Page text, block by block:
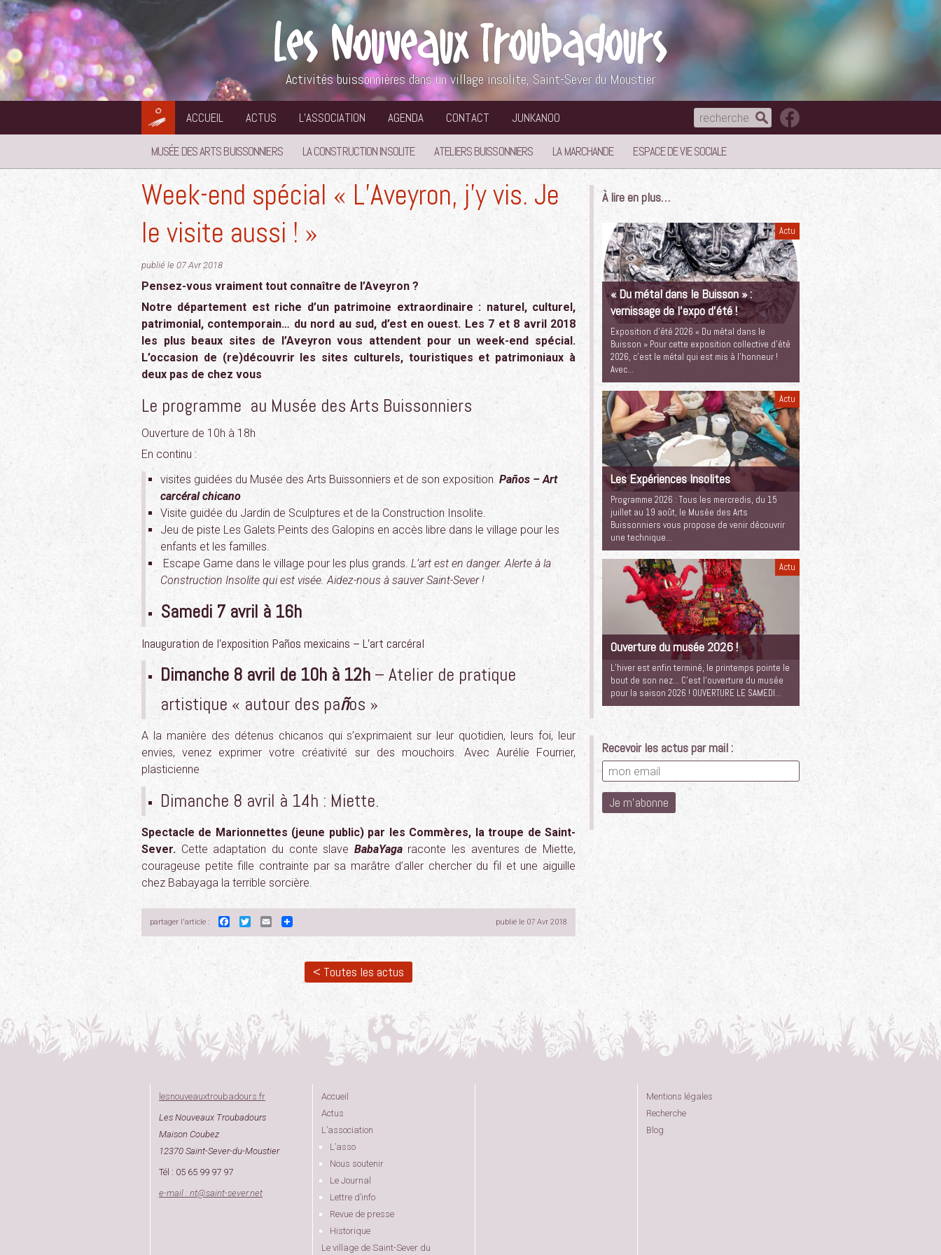
Aller
au
contenu
Activités buissonnières dans un village insolite, Saint-Sever du Moustier
ACCUEIL ACTUS L’ASSOCIATION AGENDA CONTACT JUNKANOO
MUSÉE DES ARTS BUISSONNIERS LA CONSTRUCTION INSOLITE ATELIERS BUISSONNIERS LA MARCHANDE ESPACE DE VIE SOCIALE
Week-end spécial « L’Aveyron, j’y vis. Je
le visite aussi ! »
publié le 07 Avr 2018
Pensez-vous vraiment tout connaître de l’Aveyron ?
Notre département est riche d’un patrimoine extraordinaire : naturel, culturel,
patrimonial, contemporain… du nord au sud, d’est en ouest. Les 7 et 8 avril 2018
les plus beaux sites de l’Aveyron vous attendent pour un week-end spécial.
L’occasion de (re)découvrir les sites culturels, touristiques et patrimoniaux à
deux pas de chez vous
Le programme au Musée des Arts Buissonniers
Ouverture de 10h à 18h
En continu :
visites guidées du Musée des Arts Buissonniers et de son exposition Paños – Art
carcéral chicano
Visite guidée du Jardin de Sculptures et de la Construction Insolite.
Jeu de piste Les Galets Peints des Galopins en accès libre dans le village pour les
enfants et les familles.
Escape Game dans le village pour les plus grands. L’art est en danger. Alerte à la
Construction Insolite qui est visée. Aidez-nous à sauver Saint-Sever !
Samedi 7 avril à 16h
Inauguration de l’exposition Paños mexicains – L’art carcéral
Dimanche 8 avril de 10h à 12h – Atelier de pratique
artistique « autour des paños »
A la manière des détenus chicanos qui s’exprimaient sur leur quotidien, leurs foi, leur
envies, venez exprimer votre créativité sur des mouchoirs. Avec Aurélie Fourrier,
plasticienne
Dimanche 8 avril à 14h : Miette.
Spectacle de Marionnettes (jeune public) par les Commères, la troupe de Saint-
Sever. Cette adaptation du conte slave BabaYagaraconte les aventures de Miette,
courageuse petite fille contrainte par sa marâtre d’aller chercher du fil et une aiguille
chez Babayaga la terrible sorcière.
partager l'article : Facebook
TwitterEmail publié le 07 Avr 2018
< Toutes les actus
À lire en plus…
Actu
« Du métal dans le Buisson » :
vernissage de l’expo d’été !
Exposition d’été 2026 « Du métal dans le
Buisson » Pour cette exposition collective d’été
2026, c’est le métal qui est mis à l’honneur !
Avec…
Actu
Les Expériences Insolites
Programme 2026 : Tous les mercredis, du 15
juillet au 19 août, le Musée des Arts
Buissonniers vous propose de venir découvrir
une technique…
Actu
Ouverture du musée 2026 !
L’hiver est enfin terminé, le printemps pointe le
bout de son nez… C’est l‘ouverture du musée
pour la saison 2026 ! OUVERTURE LE SAMEDI…
Recevoir les actus par mail :
lesnouveauxtroubadours.fr
Les Nouveaux Troubadours
Maison Coubez
12370 Saint-Sever-du-Moustier
Tél : 05 65 99 97 97
e-mail : nt@saint-sever.net
Accueil
Actus
L’association
L’asso
Nous soutenir
Le Journal
Lettre d’info
Revue de presse
Historique
Le village de Saint-Sever du
Mentions légales
Recherche
Blog